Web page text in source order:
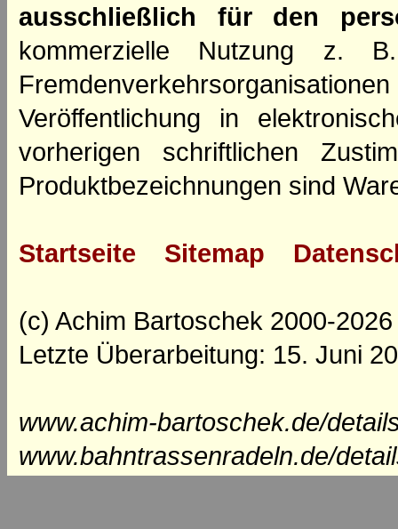
ausschließlich für den
kommerzielle Nutzung z.
Veröffentlichung in
vorherigen schriftlichen
Produktbezeichnungen sind
Startseite Sitemap
(c) Achim Bartoschek 2000-2026
Letzte Überarbeitung: 15. Juni
www.achim-bartoschek.de/
www.bahntrassenradeln.de/